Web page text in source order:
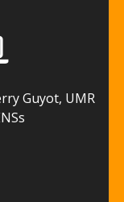
Guyot, UMR